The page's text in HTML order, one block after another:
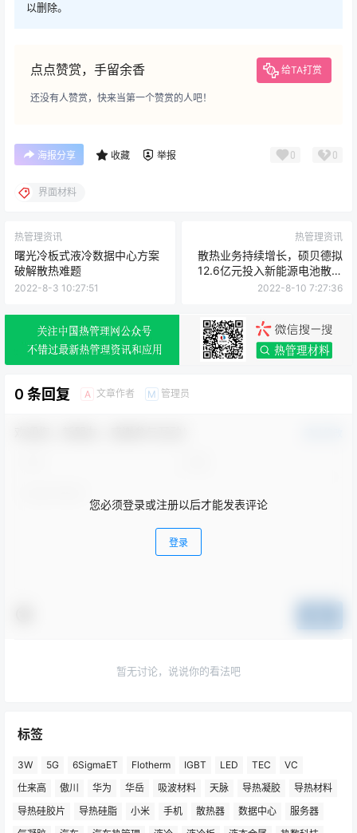
以删除。
点点赞赏，手留余香 给TA打赏
还没有人赞赏，快来当第一个赞赏的人吧！
海报分享 收藏 举报 0 0
界面材料
热管理资讯
曙光冷板式液冷数据中心方案
破解散热难题
2022-8-3 10:27:51
热管理资讯
散热业务持续增长，硕贝德拟
12.6亿元投入新能源电池散热
产品
2022-8-10 7:27:36
0 条回复 A 文章作者 M 管理员
您必须登录或注册以后才能发表评论
登录
暂无讨论，说说你的看法吧
标签
3W 5G 6SigmaET Flotherm IGBT LED TEC
VC
仕来高
傲川 华为 华岳 吸波材料 天脉 导热凝胶
导热材料
导热硅胶片
导热硅脂 小米 手机 散热器 数据中心
服务器